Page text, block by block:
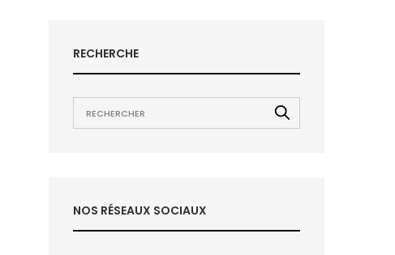
RECHERCHE
NOS RÉSEAUX SOCIAUX